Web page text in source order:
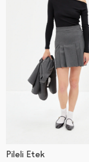
Pileli Etek